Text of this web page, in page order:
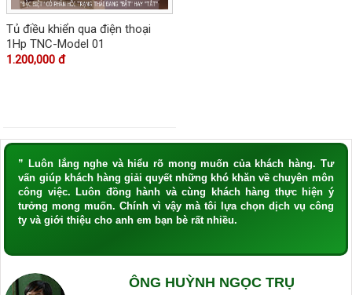
Tủ điều khiển qua điện thoại
1Hp TNC-Model 01
1.200,000 đ
” Luôn lắng nghe và hiểu rõ mong muốn của khách hàng. Tư
vấn giúp khách hàng giải quyết những khó khăn về chuyên môn
công việc. Luôn đồng hành và cùng khách hàng thực hiện ý
tưởng mong muốn. Chính vì vậy mà tôi lựa chọn dịch vụ công
ty và giới thiệu cho anh em bạn bè rất nhiều.
ÔNG HUỲNH NGỌC TRỤ